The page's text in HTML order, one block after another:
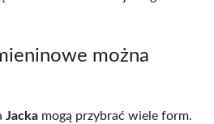
można
Jacka mogą przybrać wiele form.